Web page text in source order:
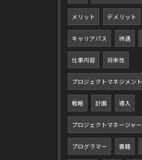
メリット デメリット
キャリアパス 待遇
仕事内容 将来性
プロジェクトマネジメント
戦略 計画 導入
プロジェクトマネージャー
プログラマー 書籍